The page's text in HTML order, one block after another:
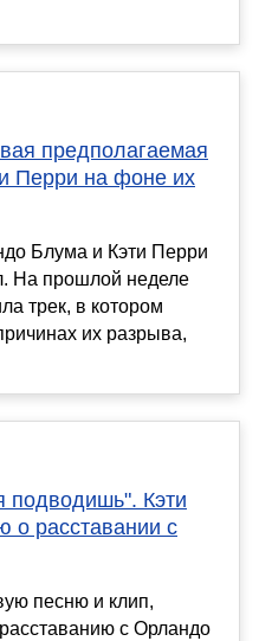
предполагаемая
Перри на фоне их
Блума и Кэти Перри
На прошлой неделе
трек, в котором
их разрыва,
подводишь". Кэти
о расставании с
песню и клип,
с Орландо